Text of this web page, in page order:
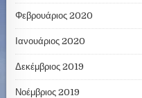
Φεβρουάριος 2020
Ιανουάριος 2020
Δεκέμβριος 2019
Νοέμβριος 2019